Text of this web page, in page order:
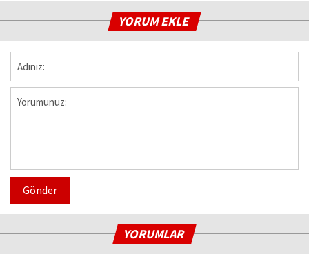
YORUM EKLE
Gönder
YORUMLAR